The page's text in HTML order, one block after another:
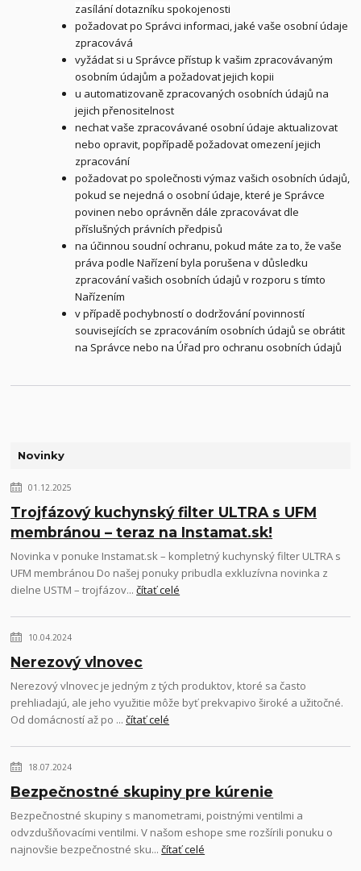
Novinky
01.12.2025
Trojfázový kuchynský filter ULTRA s UFM
membránou – teraz na Instamat.sk!
Novinka v ponuke Instamat.sk – kompletný kuchynský filter ULTRA s
UFM membránou Do našej ponuky pribudla exkluzívna novinka z
dielne USTM – trojfázov...čítať celé
10.04.2024
Nerezový vlnovec
Nerezový vlnovec je jedným z tých produktov, ktoré sa často
prehliadajú, ale jeho využitie môže byť prekvapivo široké a užitočné.
Od domácností až po ...čítať celé
18.07.2024
Bezpečnostné skupiny pre kúrenie
Bezpečnostné skupiny s manometrami, poistnými ventilmi a
odvzdušňovacími ventilmi. V našom eshope sme rozšírili ponuku o
najnovšie bezpečnostné sku...čítať celé
zasílání dotazníku spokojenosti
požadovat po Správci informaci, jaké vaše osobní údaje
zpracovává
vyžádat si u Správce přístup k vašim zpracovávaným
osobním údajům a požadovat jejich kopii
u automatizovaně zpracovaných osobních údajů na
jejich přenositelnost
nechat vaše zpracovávané osobní údaje aktualizovat
nebo opravit, popřípadě požadovat omezení jejich
zpracování
požadovat po společnosti výmaz vašich osobních údajů,
pokud se nejedná o osobní údaje, které je Správce
povinen nebo oprávněn dále zpracovávat dle
příslušných právních předpisů
na účinnou soudní ochranu, pokud máte za to, že vaše
práva podle Nařízení byla porušena v důsledku
zpracování vašich osobních údajů v rozporu s tímto
Nařízením
v případě pochybností o dodržování povinností
souvisejících se zpracováním osobních údajů se obrátit
na Správce nebo na Úřad pro ochranu osobních údajů